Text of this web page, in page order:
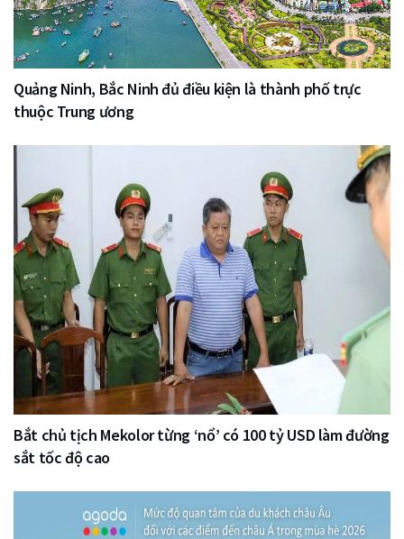
Quảng Ninh, Bắc Ninh đủ điều kiện là thành phố trực
thuộc Trung ương
Bắt chủ tịch Mekolor từng ‘nổ’ có 100 tỷ USD làm đường
sắt tốc độ cao